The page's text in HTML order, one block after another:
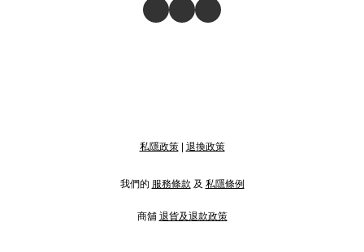
私隱政策| 退換政策
我們的 服務條款 及 私隱條例
商舖 退貨及退款政策